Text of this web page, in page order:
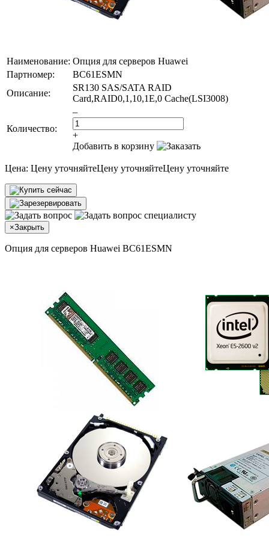
Наименование: Опция для серверов Huawei
Партномер:
BC61ESMN
Описание:
SR130 SAS/SATA RAID
Card,RAID0,1,10,1E,0 Cache(LSI3008)
Количество:
–
+
Добавить в корзину
Цена: Цену уточняйтеЦену уточняйтеЦену уточняйте
×Закрыть
Опция для серверов Huawei BC61ESMN